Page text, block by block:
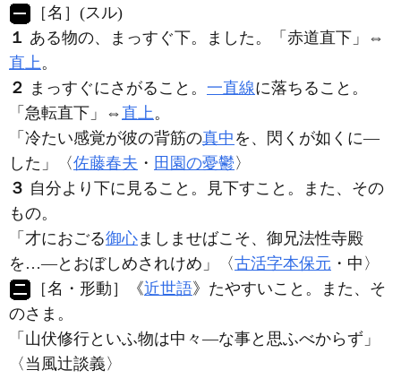
［名］ (スル)
１ ある物の、まっすぐ下。ました。「赤道直下 」⇔
直上。
２ まっすぐにさがること。 一直線に落ちること。
「急転直下 」⇔ 直上。
「冷たい感覚が彼の背筋の真中 を、閃くが如くに―
した」〈佐藤春夫 ・ 田園の憂鬱 〉
３ 自分より下に見ること。見下すこと。また、その
もの。
「才におごる御心ましませばこそ、御兄法性寺殿
を…―とおぼしめされけめ」〈古活字本保元 ・中〉
［名・形動］
《近世語》たやすいこと。また、そ
のさま。
「山伏修行といふ物は中々―な事と思ふべからず」
〈当風辻談義〉